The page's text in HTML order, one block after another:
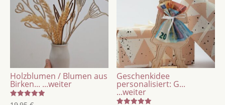
Jausebrettchen
Menge
Holzblumen / Blumen aus
Birken... ...weiter
Bewertet
Geschenkidee
personalisiert: G...
...weiter